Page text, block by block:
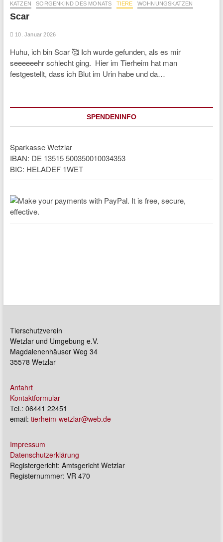
KATZEN SORGENKIND DES MONATS TIERE WOHNUNGSKATZEN
Scar
10. Januar 2026
Huhu, ich bin Scar 🥰 Ich wurde gefunden, als es mir
seeeeeehr schlecht ging. Hier im Tierheim hat man
festgestellt, dass ich Blut im Urin habe und da…
SPENDENINFO
Sparkasse Wetzlar
IBAN: DE 13515 500350010034353
BIC: HELADEF 1WET
Tierschutzverein
Wetzlar und Umgebung e.V.
Magdalenenhäuser Weg 34
35578 Wetzlar
Anfahrt
Kontaktformular
Tel.: 06441 22451
email: tierheim-wetzlar@web.de
Impressum
Datenschutzerklärung
Registergericht: Amtsgericht Wetzlar
Registernummer: VR 470